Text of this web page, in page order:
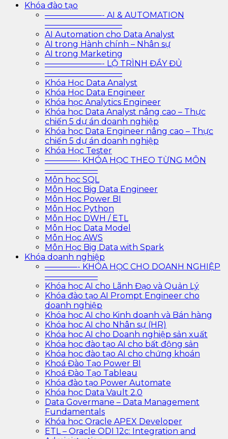
Khóa đào tạo
———————- AI & AUTOMATION
—————————–
AI Automation cho Data Analyst
AI trong Hành chính – Nhân sự
AI trong Marketing
———————- LỘ TRÌNH ĐẦY ĐỦ
—————————–
Khóa Học Data Analyst
Khóa Học Data Engineer
Khóa học Analytics Engineer
Khóa học Data Analyst nâng cao – Thực
chiến 5 dự án doanh nghiệp
Khóa học Data Engineer nâng cao – Thực
chiến 5 dự án doanh nghiệp
Khóa Học Tester
————- KHÓA HỌC THEO TỪNG MÔN
——————–
Môn học SQL
Môn Học Big Data Engineer
Môn Học Power BI
Môn Học Python
Môn Học DWH / ETL
Môn Học Data Model
Môn Học AWS
Môn Học Big Data with Spark
Khóa doanh nghiệp
————- KHÓA HỌC CHO DOANH NGHIỆP
——————–
Khóa học AI cho Lãnh Đạo và Quản Lý
Khóa đào tạo AI Prompt Engineer cho
doanh nghiệp
Khóa học AI cho Kinh doanh và Bán hàng
Khóa học AI cho Nhân sự (HR)
Khóa học AI cho Doanh nghiệp sản xuất
Khóa học đào tạo AI cho bất động sản
Khóa học đào tạo AI cho chứng khoán
Khoá Đào Tạo Power BI
Khoá Đào Tạo Tableau
Khóa đào tạo Power Automate
Khóa học Data Vault 2.0
Data Govermane – Data Management
Fundamentals
Khóa học Oracle APEX Developer
ETL – Oracle ODI 12c: Integration and